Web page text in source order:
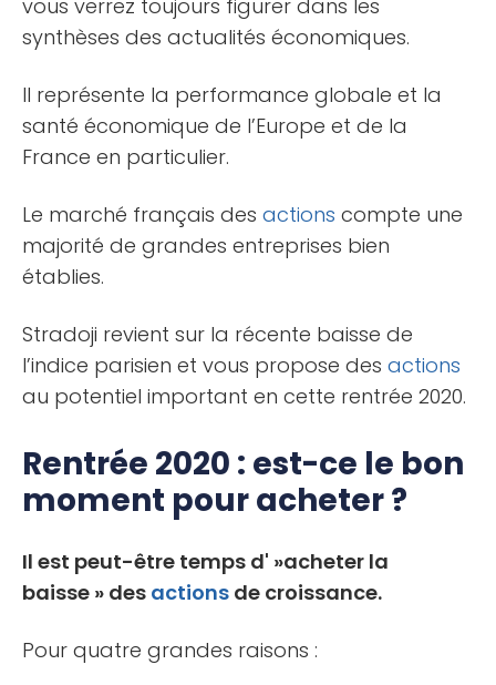
vous verrez toujours figurer dans les
synthèses des actualités économiques.
Il représente la performance globale et la
santé économique de l’Europe et de la
France en particulier.
Le marché français des actions compte une
majorité de grandes entreprises bien
établies.
Stradoji revient sur la récente baisse de
l’indice parisien et vous propose des actions
au potentiel important en cette rentrée 2020.
Rentrée 2020 : est-ce le bon
moment pour acheter ?
Il est peut-être temps d' »acheter la
baisse » des actions de croissance.
Pour quatre grandes raisons :